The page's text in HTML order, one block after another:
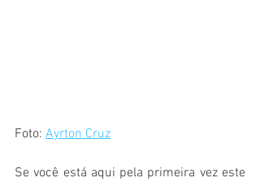
Foto: Ayrton Cruz
Se você está aqui pela primeira vez este